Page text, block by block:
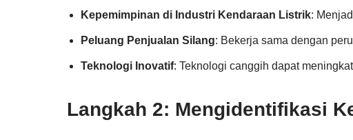
Kepemimpinan di Industri Kendaraan Listrik:
Peluang Penjualan Silang: Bekerja sama dengan
Teknologi Inovatif: Teknologi canggih dapat
Langkah 2: Mengidentifikasi